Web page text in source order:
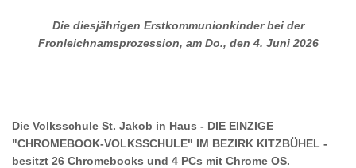
Die diesjährigen Erstkommunionkinder bei der
Fronleichnamsprozession, am Do., den 4. Juni 2026
Die Volksschule St. Jakob in Haus - DIE EINZIGE
"CHROMEBOOK-VOLKSSCHULE" IM BEZIRK KITZBÜHEL -
besitzt 26 Chromebooks und 4 PCs mit Chrome OS.